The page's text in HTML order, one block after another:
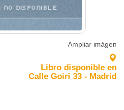
Ampliar imágen
Libro disponible en
Calle Goiri 33 - Madrid